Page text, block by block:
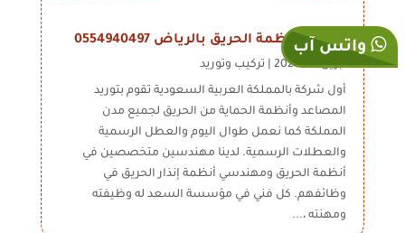
شركات انظمة الحريق بالرياض 0554940497
أبريل 29, 2026 | تركيب وتوريد
أول شركة بالمملكة العربية السعودية تقوم بتوريد
المصاعد وأنظمة الحماية من الحريق لجميع مدن
المملكة كما نعمل طوال اليوم والعطل الرسمية
والعطلات الرسمية. لدينا مهندسين متخصصين في
أنظمة الحريق ومهندسي أنظمة إنذار الحريق في
وظائفهم. كل فني في مؤسسة السعد له وظيفته
ومهنته ،...
واتس آب